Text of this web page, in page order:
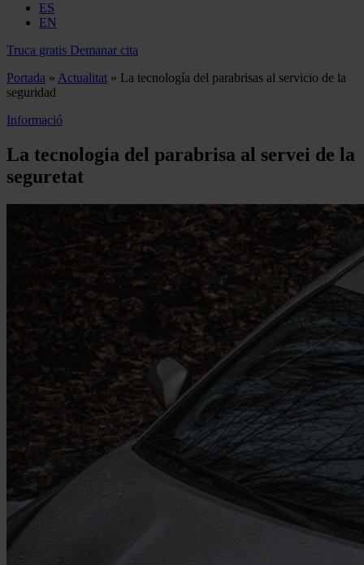
ES
EN
Truca gratis Demanar cita
Portada » Actualitat » La tecnología del parabrisas al servicio de la
seguridad
Informació
La tecnologia del parabrisa al servei de la
seguretat